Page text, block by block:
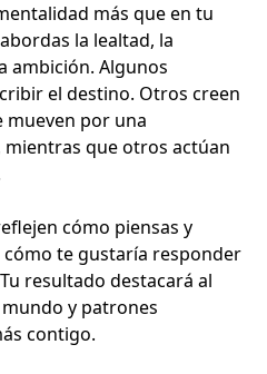
más que en tu
la lealtad, la
ambición. Algunos
el destino. Otros creen
mueven por una
que otros actúan
cómo piensas y
te gustaría responder
resultado destacará al
y patrones
contigo.